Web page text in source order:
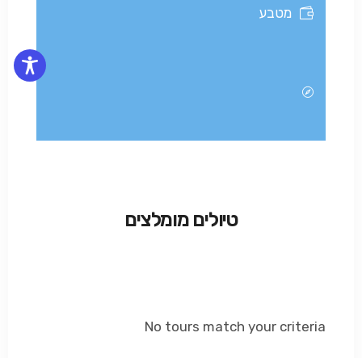
מטבע
טיולים מומלצים
No tours match your criteria